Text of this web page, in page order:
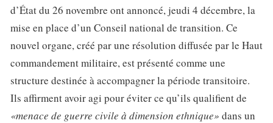
d’État du 26 novembre ont annoncé, jeudi 4 décembre, la
mise en place d’un Conseil national de transition. Ce
nouvel organe, créé par une résolution diffusée par le Haut
commandement militaire, est présenté comme une
structure destinée à accompagner la période transitoire.
Ils affirment avoir agi pour éviter ce qu’ils qualifient de
«menace de guerre civile à dimension ethnique» dans un